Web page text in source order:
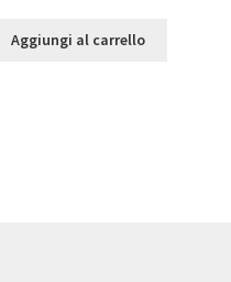
Aggiungi al carrello